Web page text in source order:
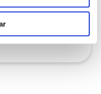
está a la
y se preocupa